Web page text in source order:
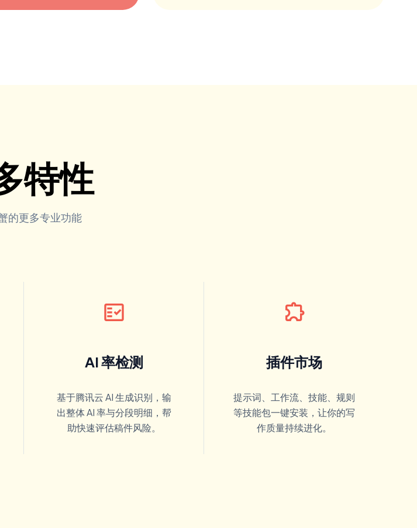
特性
的更多专业功能
fact_check
AI 率检测
基于腾讯云 AI 生成识别，输
出整体 AI 率与分段明细，帮
助快速评估稿件风险。
extension
插件市场
提示词、工作流、技能、规则
等技能包一键安装，让你的写
作质量持续进化。